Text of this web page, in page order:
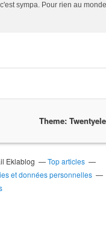
sympa. Pour rien au
Theme:
Eklablog
Top articles
et données personnelles